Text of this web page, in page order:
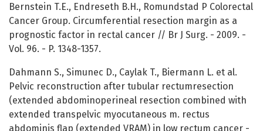
Bernstein T.E., Endreseth B.H., Romundstad P Colorectal
Cancer Group. Circumferential resection margin as a
prognostic factor in rectal cancer // Br J Surg. - 2009. -
Vol. 96. - P. 1348-1357.
Dahmann S., Simunec D., Caylak T., Biermann L. et al.
Pelvic reconstruction after tubular rectumresection
(extended abdominoperineal resection combined with
extended transpelvic myocutaneous m. rectus
abdominis flap (extended VRAM) in low rectum cancer -